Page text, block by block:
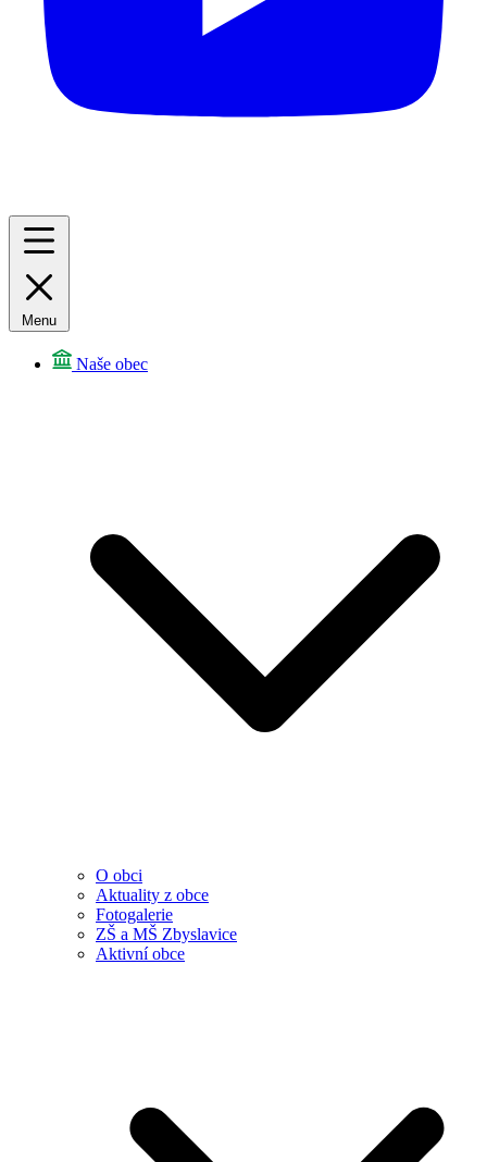
Menu
Naše obec
O obci
Aktuality z obce
Fotogalerie
ZŠ a MŠ Zbyslavice
Aktivní obce